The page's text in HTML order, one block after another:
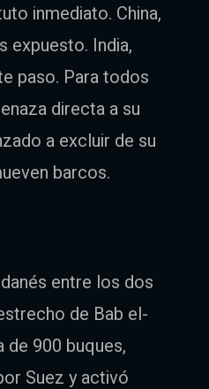
inmediato. China,
expuesto. India,
paso. Para todos
directa a su
a excluir de su
barcos.
entre los dos
de Bab el-
de 900 buques,
Suez y activó